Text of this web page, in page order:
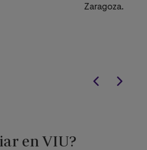
Zaragoza.
en VIU?